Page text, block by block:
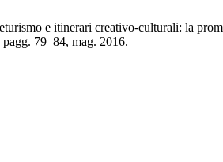
e itinerari creativo-culturali: la
pagg. 79–84, mag. 2016.